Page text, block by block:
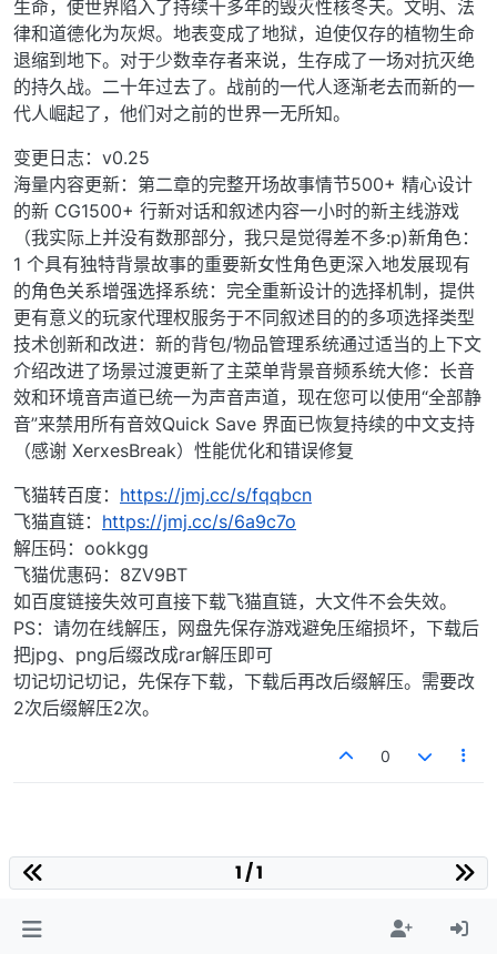
生命，使世界陷入了持续十多年的毁灭性核冬天。文明、法
律和道德化为灰烬。地表变成了地狱，迫使仅存的植物生命
退缩到地下。对于少数幸存者来说，生存成了一场对抗灭绝
的持久战。二十年过去了。战前的一代人逐渐老去而新的一
代人崛起了，他们对之前的世界一无所知。
变更日志：v0.25
海量内容更新：第二章的完整开场故事情节500+ 精心设计
的新 CG1500+ 行新对话和叙述内容一小时的新主线游戏
（我实际上并没有数那部分，我只是觉得差不多:p)新角色：
1 个具有独特背景故事的重要新女性角色更深入地发展现有
的角色关系增强选择系统：完全重新设计的选择机制，提供
更有意义的玩家代理权服务于不同叙述目的的多项选择类型
技术创新和改进：新的背包/物品管理系统通过适当的上下文
介绍改进了场景过渡更新了主菜单背景音频系统大修：长音
效和环境音声道已统一为声音声道，现在您可以使用“全部静
音”来禁用所有音效Quick Save 界面已恢复持续的中文支持
（感谢 XerxesBreak）性能优化和错误修复
飞猫转百度： https://jmj.cc/s/fqqbcn
飞猫直链： https://jmj.cc/s/6a9c7o
解压码：ookkgg
飞猫优惠码：8ZV9BT
如百度链接失效可直接下载飞猫直链，大文件不会失效。
PS：请勿在线解压，网盘先保存游戏避免压缩损坏，下载后
把jpg、png后缀改成rar解压即可
切记切记切记，先保存下载，下载后再改后缀解压。需要改
2次后缀解压2次。
0
1 / 1